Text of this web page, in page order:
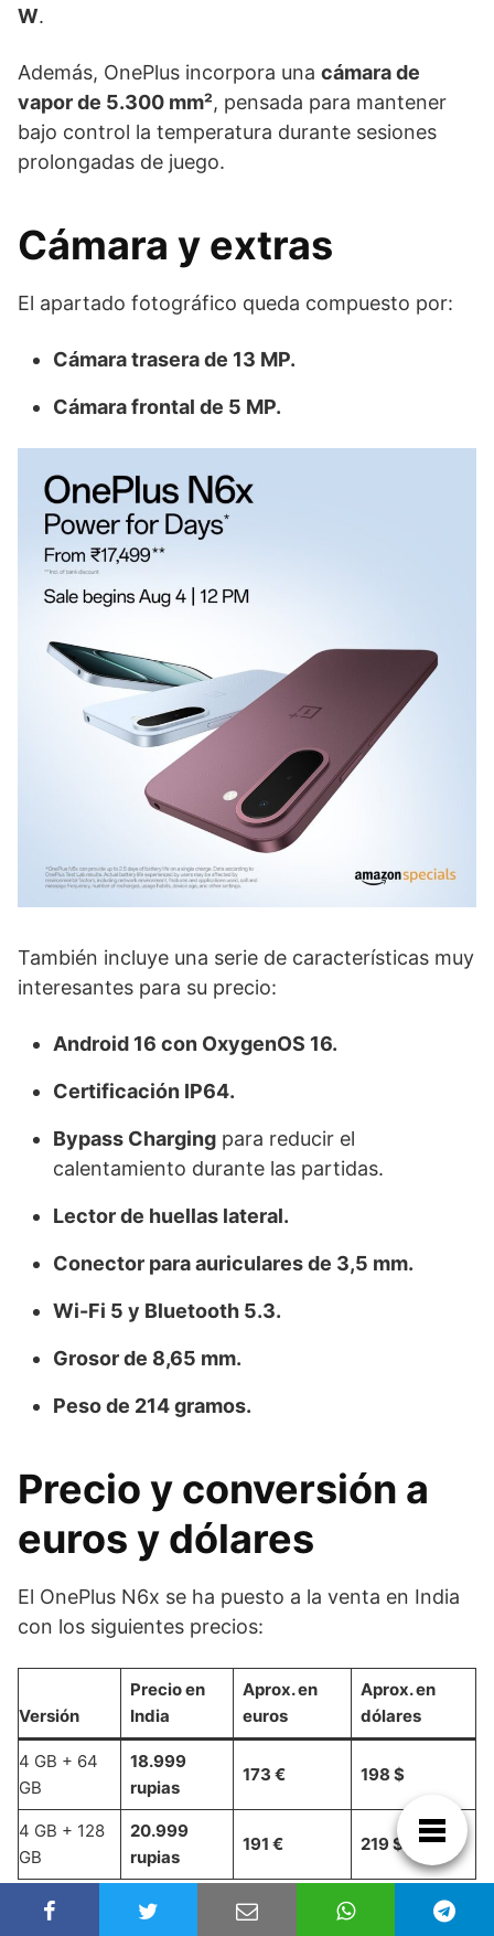
W.
Además, OnePlus incorpora una cámara de
vapor de 5.300 mm², pensada para mantener
bajo control la temperatura durante sesiones
prolongadas de juego.
Cámara y extras
El apartado fotográfico queda compuesto por:
Cámara trasera de 13 MP.
Cámara frontal de 5 MP.
También incluye una serie de características muy
interesantes para su precio:
Android 16 con OxygenOS 16.
Certificación IP64.
Bypass Charging para reducir el
calentamiento durante las partidas.
Lector de huellas lateral.
Conector para auriculares de 3,5 mm.
Wi-Fi 5 y Bluetooth 5.3.
Grosor de 8,65 mm.
Peso de 214 gramos.
Precio y conversión a
euros y dólares
El OnePlus N6x se ha puesto a la venta en India
con los siguientes precios:
Versión
Precio en
India
Aprox. en
euros
Aprox. en
dólares
4 GB + 64
GB
18.999
rupias
173 € 198 $
4 GB + 128
GB
20.999
rupias
191 € 219 $